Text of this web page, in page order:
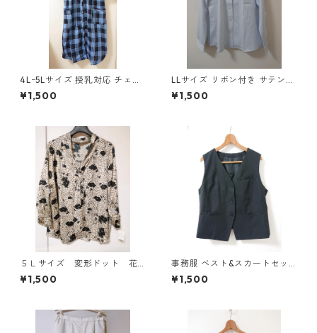
4Lｰ5Lサイズ 授乳対応 チェッ
ク柄 半袖ルームウェア マタニ
ティ ブルー系/グレー ◆KIY-1
¥1,500
LLサイズ リボン付き サテン調
シャツブラウス サックス ◆KI
Y-1301◆
¥1,500
５Ｌサイズ 変形ドット 花
柄 ボウタイブラウス オフ
ホワイト KAE-4765
¥1,500
事務服 ベスト&スカートセッ
ト 3L ブラック ◆KIY-1299◆
¥1,500